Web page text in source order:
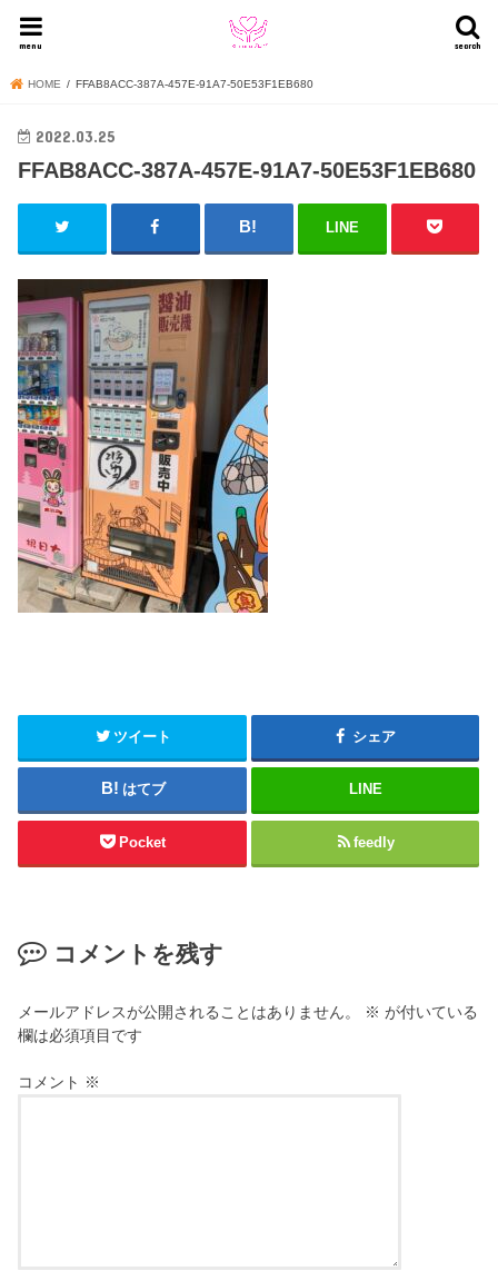
search
menu
HOME FFAB8ACC-387A-457E-91A7-50E53F1EB680
2022.03.25
FFAB8ACC-387A-457E-91A7-50E53F1EB680
LINE
ツイート シェア
はてブ LINE
Pocket feedly
コメントを残す
メールアドレスが公開されることはありません。 ※ が付いている
欄は必須項目です
コメント ※